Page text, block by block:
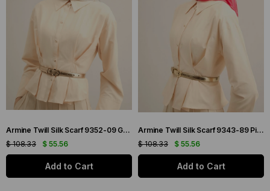
Armine Twill Silk Scarf 9352-09 Green Mixed Pattern
$ 55.56
$ 108.33
Add to Cart
Armine Twill Silk Scarf 9343-89 Pink Mixed Pattern
$ 55.56
$ 108.33
Add to Cart